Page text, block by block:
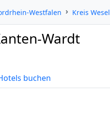
Westfalen Kreis Wesel
Wardt
buchen